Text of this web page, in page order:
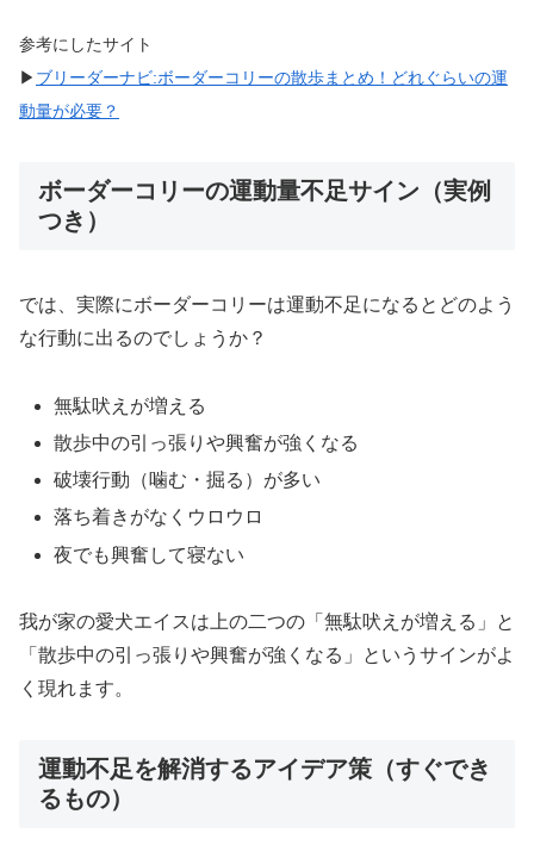
参考にしたサイト
▶︎ ブリーダーナビ:ボーダーコリーの散歩まとめ！どれぐらいの運
動量が必要？
ボーダーコリーの運動量不足サイン（実例
つき）
では、実際にボーダーコリーは運動不足になるとどのよう
な行動に出るのでしょうか？
無駄吠えが増える
散歩中の引っ張りや興奮が強くなる
破壊行動（噛む・掘る）が多い
落ち着きがなくウロウロ
夜でも興奮して寝ない
我が家の愛犬エイスは上の二つの「無駄吠えが増える」と
「散歩中の引っ張りや興奮が強くなる」というサインがよ
く現れます。
運動不足を解消するアイデア策（すぐでき
るもの）